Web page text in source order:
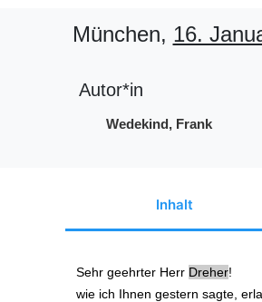
München, 16.
Autor*in
Wedekind, Frank
Inhalt
Sehr geehrter Herr Dreher!
wie ich Ihnen gestern sagte,